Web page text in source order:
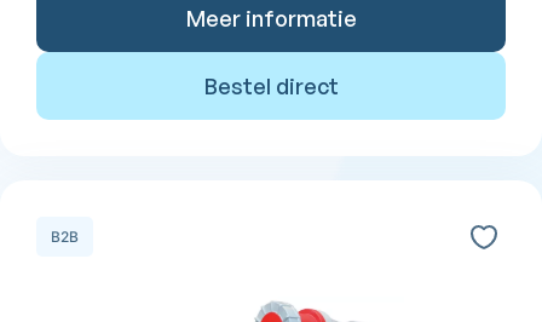
Meer informatie
Bestel direct
B2B